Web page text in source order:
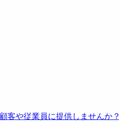
客や従業員に提供しませんか？